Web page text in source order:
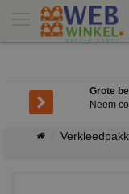
Grote
Neem